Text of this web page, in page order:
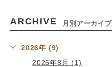
ARCHIVE 月別アーカイブ
2026年 (9)
2026年8月 (1)